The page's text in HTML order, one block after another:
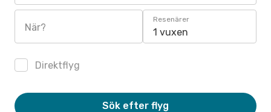
När?
Resenärer
1 vuxen
Direktflyg
Sök efter flyg